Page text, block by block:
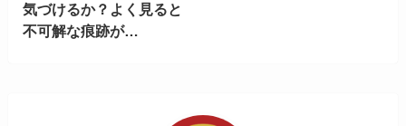
気づけるか？よく見ると
不可解な痕跡が…